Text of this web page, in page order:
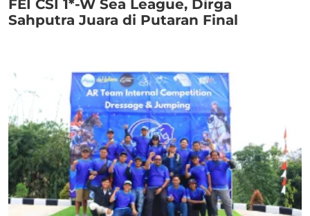
FEI CSI 1*-W Sea League, Dirga
Sahputra Juara di Putaran Final